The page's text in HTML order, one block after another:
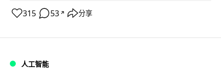
315 53 ↗ 分享
人工智能